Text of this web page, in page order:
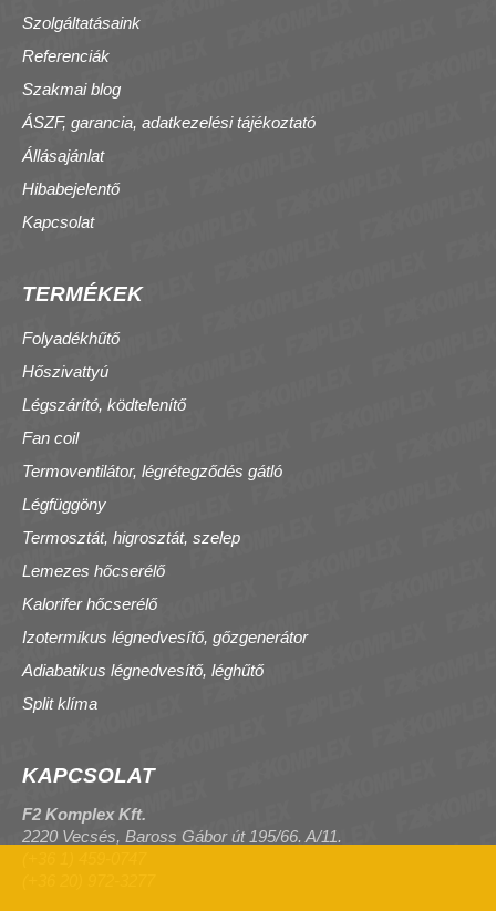
Szolgáltatásaink
Referenciák
Szakmai blog
ÁSZF, garancia, adatkezelési tájékoztató
Állásajánlat
Hibabejelentő
Kapcsolat
TERMÉKEK
Folyadékhűtő
Hőszivattyú
Légszárító, ködtelenítő
Fan coil
Termoventilátor, légrétegződés gátló
Légfüggöny
Termosztát, higrosztát, szelep
Lemezes hőcserélő
Kalorifer hőcserélő
Izotermikus légnedvesítő, gőzgenerátor
Adiabatikus légnedvesítő, léghűtő
Split klíma
KAPCSOLAT
F2 Komplex Kft.
2220 Vecsés, Baross Gábor út 195/66. A/11.